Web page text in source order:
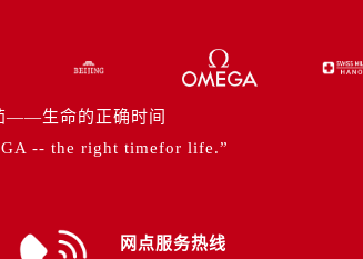
内蒙古自治区兴安盟市乌兰浩特市兴安大街
山西省大同市平城区迎宾街欧米茄售后服务
山西省晋城市城区黄华街欧米茄售后服务中
山西省晋中市榆次区顺城街欧米茄售后服务
山西省朔州市朔城区怡西路与鄯阳西街交汇
——生命的正确时间
-- the right timefor life.”
网点服务热线